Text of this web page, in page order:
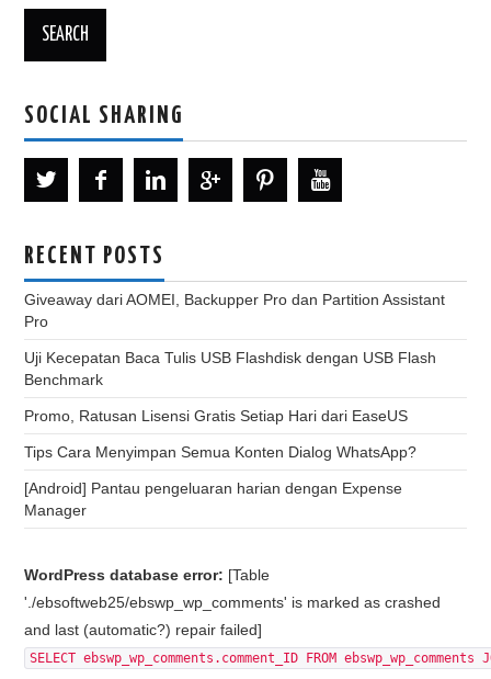
SOCIAL SHARING
RECENT POSTS
Giveaway dari AOMEI, Backupper Pro dan Partition Assistant
Pro
Uji Kecepatan Baca Tulis USB Flashdisk dengan USB Flash
Benchmark
Promo, Ratusan Lisensi Gratis Setiap Hari dari EaseUS
Tips Cara Menyimpan Semua Konten Dialog WhatsApp?
[Android] Pantau pengeluaran harian dengan Expense
Manager
WordPress database error: [Table
'./ebsoftweb25/ebswp_wp_comments' is marked as crashed
and last (automatic?) repair failed]
SELECT ebswp_wp_comments.comment_ID FROM